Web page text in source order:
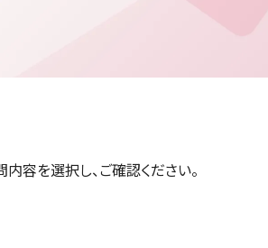
容を選択し、ご確認ください。